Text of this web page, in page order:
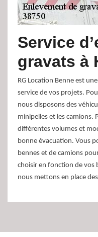
Service
gravats à
RG Location Benne est
service de vos projets.
nous disposons des
minipelles et les camions.
différentes volumes et
bonne évacuation. Vous
bennes et de camions
choisir en fonction de vos
nous mettons en place